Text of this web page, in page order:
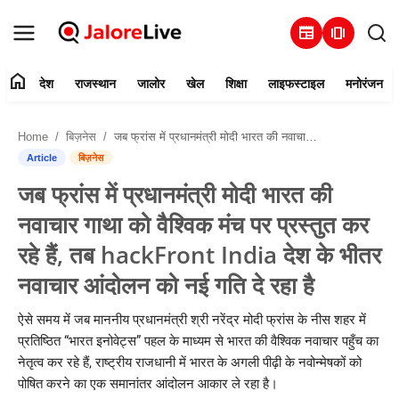
newspaper amp_stories
संपर्क करें
देश
राजस्थान
जालोर
खेल
शिक्षा
home देश राजस्थान जालोर खेल शिक्षा लाइफस्टाइल मनोरंजन
Home बिज़नेस जब फ्रांस में प्रधानमंत्री मोदी भारत की नवाचार गाथा को वैश्विक मंच पर प्रस्तुत कर रहे हैं, तब hackFront India देश के भीतर नवाचार आंदोलन को नई गति दे रहा है
Article बिज़नेस
जब फ्रांस में प्रधानमंत्री मोदी भारत की
नवाचार गाथा को वैश्विक मंच पर प्रस्तुत कर
रहे हैं, तब hackFront India देश के भीतर
नवाचार आंदोलन को नई गति दे रहा है
ऐसे समय में जब माननीय प्रधानमंत्री श्री नरेंद्र मोदी फ्रांस के नीस शहर में
प्रतिष्ठित “भारत इनोवेट्स” पहल के माध्यम से भारत की वैश्विक नवाचार पहुँच का
नेतृत्व कर रहे हैं, राष्ट्रीय राजधानी में भारत के अगली पीढ़ी के नवोन्मेषकों को
पोषित करने का एक समानांतर आंदोलन आकार ले रहा है।